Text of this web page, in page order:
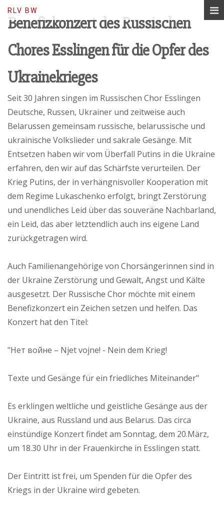
RLV BW
Benefizkonzert des Russischen
Chores Esslingen für die Opfer des
Ukrainekrieges
Seit 30 Jahren singen im Russischen Chor Esslingen
Deutsche, Russen, Ukrainer und zeitweise auch
Belarussen gemeinsam russische, belarussische und
ukrainische Volkslieder und sakrale Gesänge. Mit
Entsetzen haben wir vom Überfall Putins in die Ukraine
erfahren, den wir auf das Schärfste verurteilen. Der
Krieg Putins, der in verhängnisvoller Kooperation mit
dem Regime Lukaschenko erfolgt, bringt Zerstörung
und unendliches Leid über das souveräne Nachbarland,
ein Leid, das aber letztendlich auch ins eigene Land
zurückgetragen wird.
Auch Familienangehörige von Chorsängerinnen sind in
der Ukraine Zerstörung und Gewalt, Angst und Kälte
ausgesetzt. Der Russische Chor möchte mit einem
Benefizkonzert ein Zeichen setzen und helfen. Das
Konzert hat den Titel:
"Нет войне – Njet vojne! - Nein dem Krieg!
Texte und Gesänge für ein friedliches Miteinander"
Es erklingen weltliche und geistliche Gesänge aus der
Ukraine, aus Russland und aus Belarus. Das circa
einstündige Konzert findet am Sonntag, dem 20.März,
um 18.30 Uhr in der Frauenkirche in Esslingen statt.
Der Eintritt ist frei, um Spenden für die Opfer des
Kriegs in der Ukraine wird gebeten.